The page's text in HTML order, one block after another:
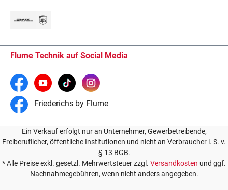
Flume Technik auf Social Media
Friederichs by Flume
Ein Verkauf erfolgt nur an Unternehmer, Gewerbetreibende,
Freiberuflicher, öffentliche Institutionen und nicht an Verbraucher i. S. v.
§ 13 BGB.
* Alle Preise exkl. gesetzl. Mehrwertsteuer zzgl. Versandkosten und ggf.
Nachnahmegebühren, wenn nicht anders angegeben.